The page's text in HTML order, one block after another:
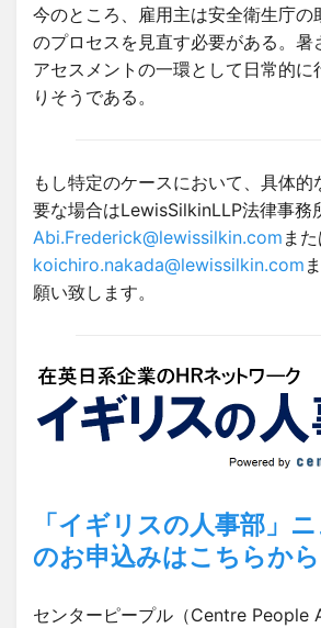
今のところ、雇用主は安全衛生庁の
のプロセスを見直す必要がある。暑
アセスメントの一環として日常的に
りそうである。
もし特定のケースにおいて、具体
要な場合はLewisSilkinLLP法律事
Abi.Frederick@lewissilkin.com ま
koichiro.nakada@lewissilkin.com
願い致します。
「イギリスの人事部」
のお申込みはこちらから
センターピープル（Centre People